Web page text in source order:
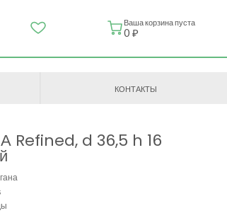
Ваша корзина пуста
0 ₽
КОНТАКТЫ
Refined, d 36,5 h 16